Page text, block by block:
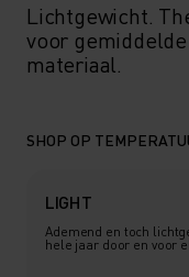
Lichtgewicht.
voor
materiaal.
SHOP OP
LIGHT
Ademend en toch
hele jaar door en voor